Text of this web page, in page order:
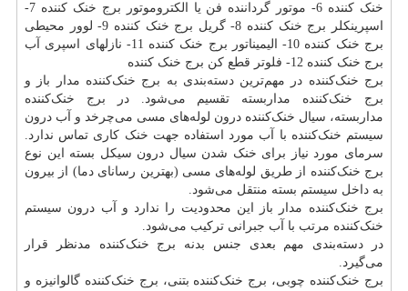
خنک کننده 6- موتور گرداننده فن یا الکتروموتور برج خنک کننده 7-
اسپرینکلر برج خنک کننده 8- گریل برج خنک کننده 9- لوور محیطی
برج خنک کننده 10- الیمیناتور برج خنک کننده 11- نازلهای اسپری آب
برج خنک کننده 12- فلوتر قطع کن برج خنک کننده
برج خنک‌کننده در مهم‌ترین دسته‌بندی به برج خنک‌کننده مدار باز و
برج خنک‌کننده مداربسته تقسیم می‌شود. در برج خنک‌کننده
مداربسته، سیال خنک‌کننده درون لوله‌های مسی می‌چرخد و آب درون
سیستم خنک‌کننده با آب مورد استفاده جهت خنک کاری تماس ندارد.
سرمای مورد نیاز برای خنک شدن سیال درون سیکل بسته این نوع
برج خنک‌کننده از طریق لوله‌های مسی (بهترین رسانای دما) از بیرون
به داخل سیستم بسته منتقل می‌شود.
برج خنک‌کننده مدار باز این محدودیت را ندارد و آب درون سیستم
خنک‌کننده مرتب با آب جبرانی ترکیب می‌شود.
در دسته‌بندی مهم بعدی جنس بدنه برج خنک‌کننده مدنظر قرار
می‌گیرد.
برج خنک‌کننده چوبی، برج خنک‌کننده بتنی، برج خنک‌کننده گالوانیزه و